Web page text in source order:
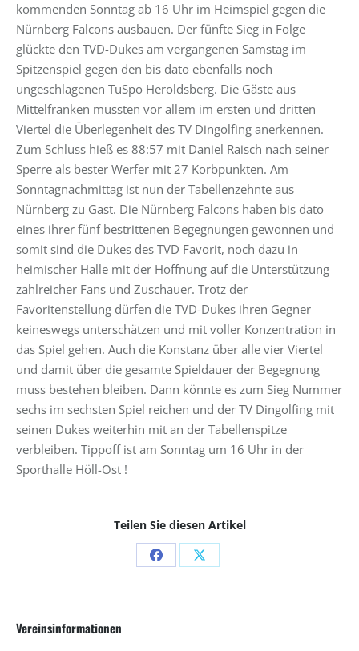
kommenden Sonntag ab 16 Uhr im Heimspiel gegen die
Nürnberg Falcons ausbauen. Der fünfte Sieg in Folge
glückte den TVD-Dukes am vergangenen Samstag im
Spitzenspiel gegen den bis dato ebenfalls noch
ungeschlagenen TuSpo Heroldsberg. Die Gäste aus
Mittelfranken mussten vor allem im ersten und dritten
Viertel die Überlegenheit des TV Dingolfing anerkennen.
Zum Schluss hieß es 88:57 mit Daniel Raisch nach seiner
Sperre als bester Werfer mit 27 Korbpunkten. Am
Sonntagnachmittag ist nun der Tabellenzehnte aus
Nürnberg zu Gast. Die Nürnberg Falcons haben bis dato
eines ihrer fünf bestrittenen Begegnungen gewonnen und
somit sind die Dukes des TVD Favorit, noch dazu in
heimischer Halle mit der Hoffnung auf die Unterstützung
zahlreicher Fans und Zuschauer. Trotz der
Favoritenstellung dürfen die TVD-Dukes ihren Gegner
keineswegs unterschätzen und mit voller Konzentration in
das Spiel gehen. Auch die Konstanz über alle vier Viertel
und damit über die gesamte Spieldauer der Begegnung
muss bestehen bleiben. Dann könnte es zum Sieg Nummer
sechs im sechsten Spiel reichen und der TV Dingolfing mit
seinen Dukes weiterhin mit an der Tabellenspitze
verbleiben. Tippoff ist am Sonntag um 16 Uhr in der
Sporthalle Höll-Ost !
Teilen Sie diesen Artikel
Share Share
Vereinsinformationen